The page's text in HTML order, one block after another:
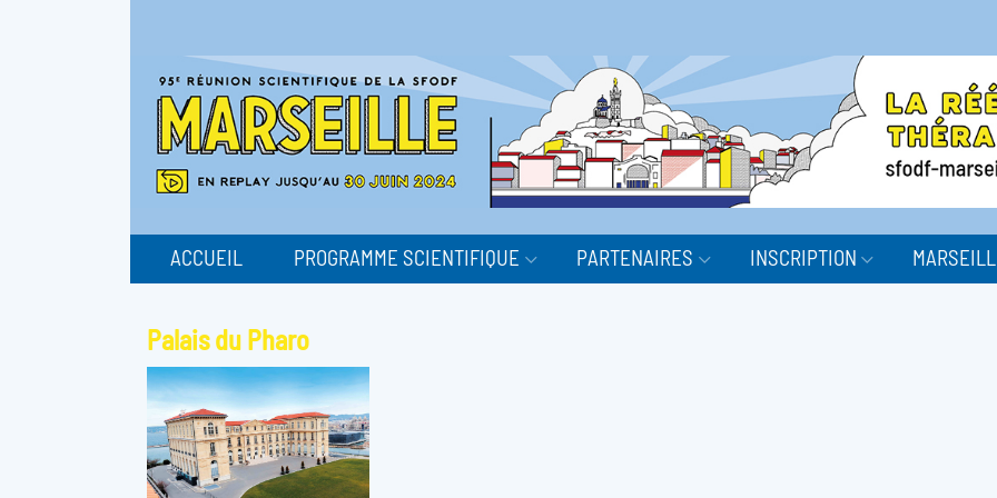
ACCUEIL PROGRAMME SCIENTIFIQUE PARTENAIRES INSCRIPTION
Palais du Pharo